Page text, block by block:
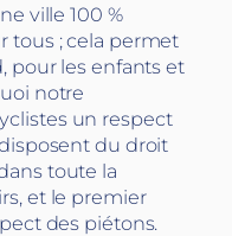
ville 100 %
tous ; cela permet
pour les enfants et
notre
un respect
du droit
toute la
et le premier
des piétons.